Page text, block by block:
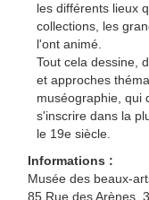
les différents lieux
collections, les
l'ont animé.
Tout cela dessine,
et approches
muséographie, qui
s'inscrire dans la
le 19e siècle.
Informations :
Musée des beaux-
85 Rue des Arènes,